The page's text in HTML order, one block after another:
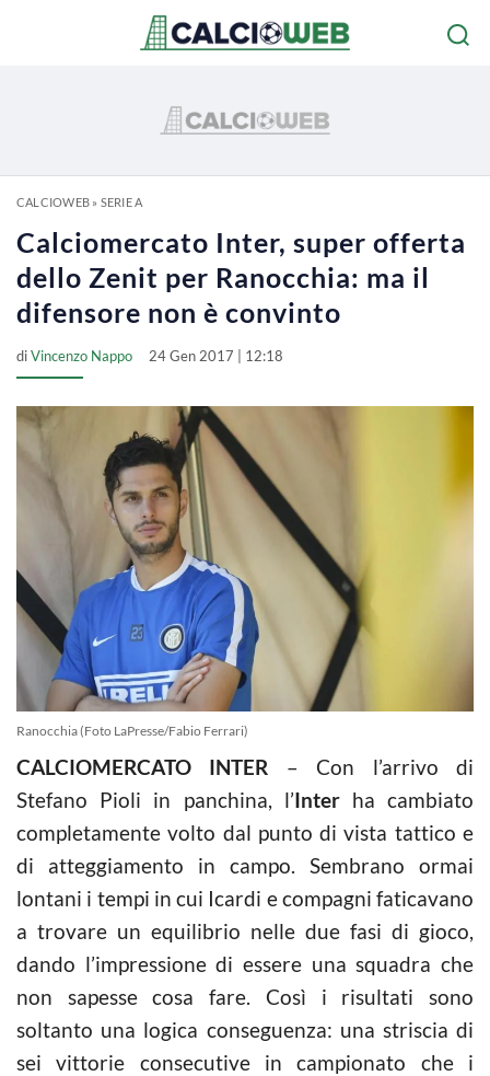
CALCIOWEB» SERIE A
Calciomercato Inter, super offerta
dello Zenit per Ranocchia: ma il
difensore non è convinto
diVincenzo Nappo 24 Gen 2017 | 12:18
Ranocchia (Foto LaPresse/Fabio Ferrari)
CALCIOMERCATO INTER – Con l’arrivo di
Stefano Pioli in panchina, l’Interha cambiato
completamente volto dal punto di vista tattico e
di atteggiamento in campo. Sembrano ormai
lontani i tempi in cui Icardi e compagni faticavano
a trovare un equilibrio nelle due fasi di gioco,
dando l’impressione di essere una squadra che
non sapesse cosa fare. Così i risultati sono
soltanto una logica conseguenza: una striscia di
sei vittorie consecutive in campionato che i